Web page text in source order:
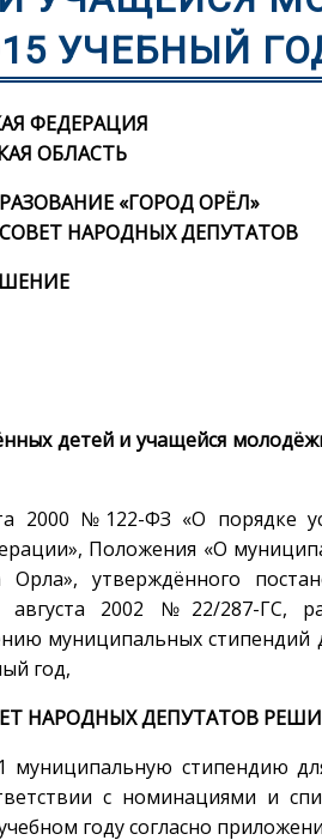
УЧЕБНЫЙ
ФЕДЕРАЦИЯ
ОБЛАСТЬ
«ГОРОД ОРЁЛ»
НАРОДНЫХ ДЕПУТАТОВ
детей и учащейся
2000 №122-ФЗ «О порядке
Положения «О
утверждённого
2002 №22/287-ГС,
муниципальных стипендий
год,
НАРОДНЫХ ДЕПУТАТОВ
муниципальную стипендию
с номинациями и
году согласно